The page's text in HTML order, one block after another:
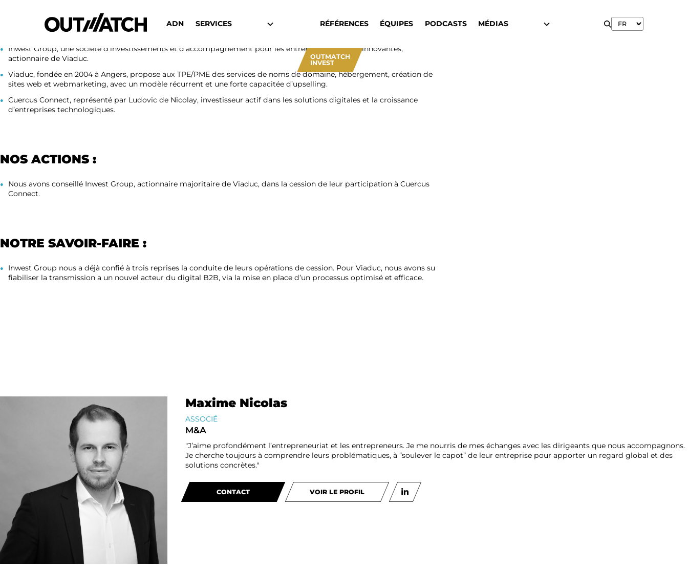
ADN SERVICES RÉFÉRENCES ÉQUIPES PODCASTS MÉDIAS
OUTMATCH
INVEST
PARTIES PRENANTES :
Inwest Group, une société d’investissements et d’accompagnement pour les entreprises digitales innovantes,
actionnaire de Viaduc.
Viaduc, fondée en 2004 à Angers, propose aux TPE/PME des services de noms de domaine, hébergement, création de
sites web et webmarketing, avec un modèle récurrent et une forte capacitée d’upselling.
Cuercus Connect, représenté par Ludovic de Nicolay, investisseur actif dans les solutions digitales et la croissance
d’entreprises technologiques.
NOS ACTIONS :
Nous avons conseillé Inwest Group, actionnaire majoritaire de Viaduc, dans la cession de leur participation à Cuercus
Connect.
NOTRE SAVOIR-FAIRE :
Inwest Group nous a déjà confié à trois reprises la conduite de leurs opérations de cession. Pour Viaduc, nous avons su
fiabiliser la transmission a un nouvel acteur du digital B2B, via la mise en place d’un processus optimisé et efficace.
Maxime Nicolas
ASSOCIÉ
M&A
"J’aime profondément l’entrepreneuriat et les entrepreneurs. Je me nourris de mes échanges avec les dirigeants que nous accompagnons.
Je cherche toujours à comprendre leurs problématiques, à “soulever le capot” de leur entreprise pour apporter un regard global et des
solutions concrètes."
CONTACT VOIR LE PROFIL